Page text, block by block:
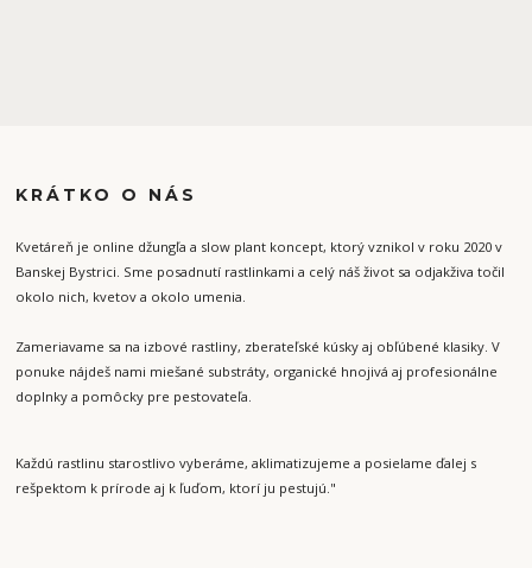
KRÁTKO O NÁS
Kvetáreň je online džungľa a slow plant koncept, ktorý vznikol v roku 2020 v
Banskej Bystrici. Sme posadnutí rastlinkami a celý náš život sa odjakživa točil
okolo nich, kvetov a okolo umenia.
Zameriavame sa na izbové rastliny, zberateľské kúsky aj obľúbené klasiky. V
ponuke nájdeš nami miešané substráty, organické hnojivá aj profesionálne
doplnky a pomôcky pre pestovateľa.
Každú rastlinu starostlivo vyberáme, aklimatizujeme a posielame ďalej s
rešpektom k prírode aj k ľuďom, ktorí ju pestujú."